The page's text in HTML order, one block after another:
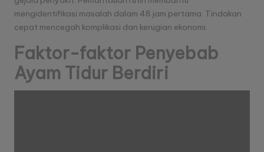
mengidentifikasi masalah dalam 48 jam pertama. Tindakan
cepat mencegah komplikasi dan kerugian ekonomi.
Faktor-faktor Penyebab
Ayam Tidur Berdiri